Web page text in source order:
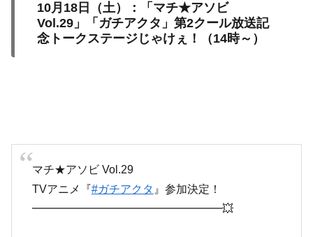
10月18日（土）：「マチ★アソビ
Vol.29」「ガチアクタ」第2クール放送記
念トークステージじゃけぇ！（14時～）
マチ★アソビ Vol.29
TVアニメ『#ガチアクタ 』参加決定！
━━━━━━━━━━━━━━━━━💥